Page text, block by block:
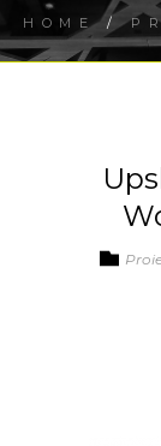
HOME/